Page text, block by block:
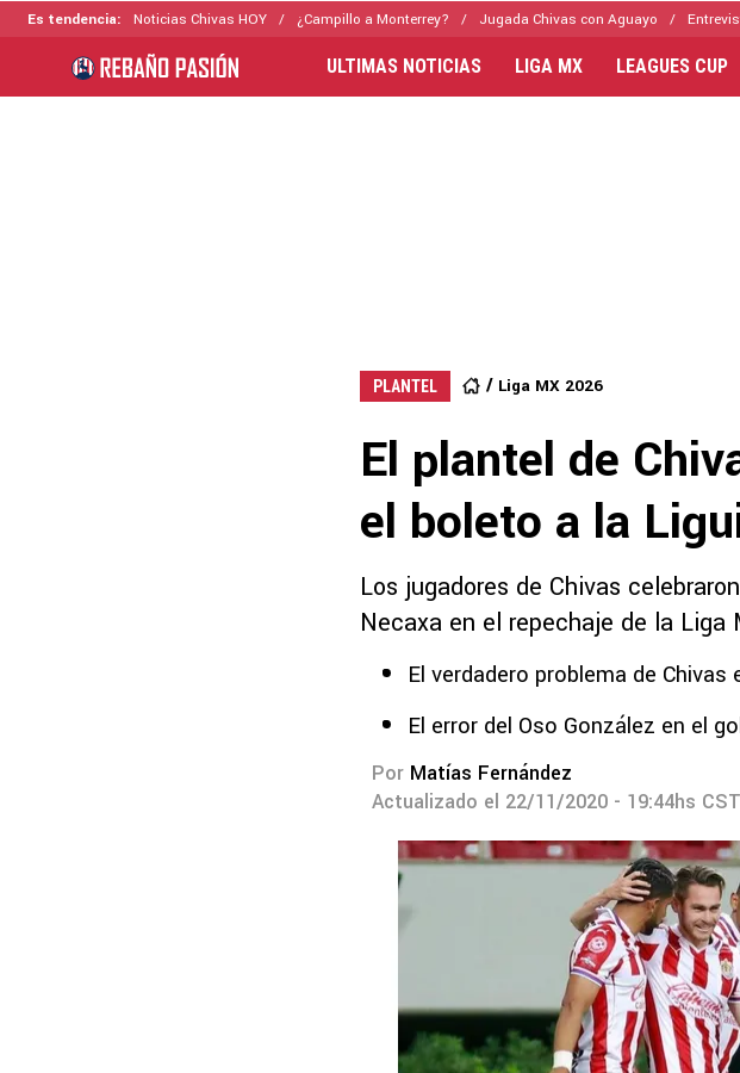
Es tendencia: Noticias Chivas HOY ¿Campillo a Monterrey? Jugada Chivas con Aguayo
ULTIMAS NOTICIAS LIGA MX LEAGUES CUP
PLANTEL Liga MX 2026
El plantel de
el boleto a la
Los jugadores de Chivas
Necaxa en el repechaje de la Liga
El verdadero problema de Chivas
El error del Oso González en el
Por Matías Fernández
Actualizado el 22/11/2020 - 19:44hs CST